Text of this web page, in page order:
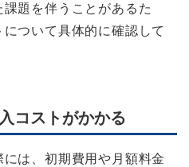
題を伴うことがあるた
ついて具体的に確認して
コストがかかる
は、初期費用や月額料金